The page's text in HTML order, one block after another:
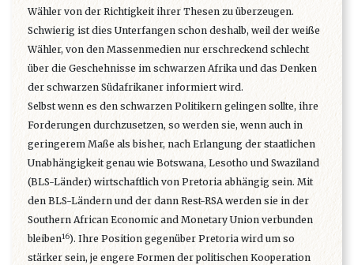
Wähler von der Richtigkeit ihrer Thesen zu überzeugen.
Schwierig ist dies Unterfangen schon deshalb, weil der weiße
Wähler, von den Massenmedien nur erschreckend schlecht
über die Geschehnisse im schwarzen Afrika und das Denken
der schwarzen Südafrikaner informiert wird.
Selbst wenn es den schwarzen Politikern gelingen sollte, ihre
Forderungen durchzusetzen, so werden sie, wenn auch in
geringerem Maße als bisher, nach Erlangung der staatlichen
Unabhängigkeit genau wie Botswana, Lesotho und Swaziland
(BLS-Länder) wirtschaftlich von Pretoria abhängig sein. Mit
den BLS-Ländern und der dann Rest-RSA werden sie in der
Southern African Economic and Monetary Union verbunden
bleiben16). Ihre Position gegenüber Pretoria wird um so
stärker sein, je engere Formen der politischen Kooperation